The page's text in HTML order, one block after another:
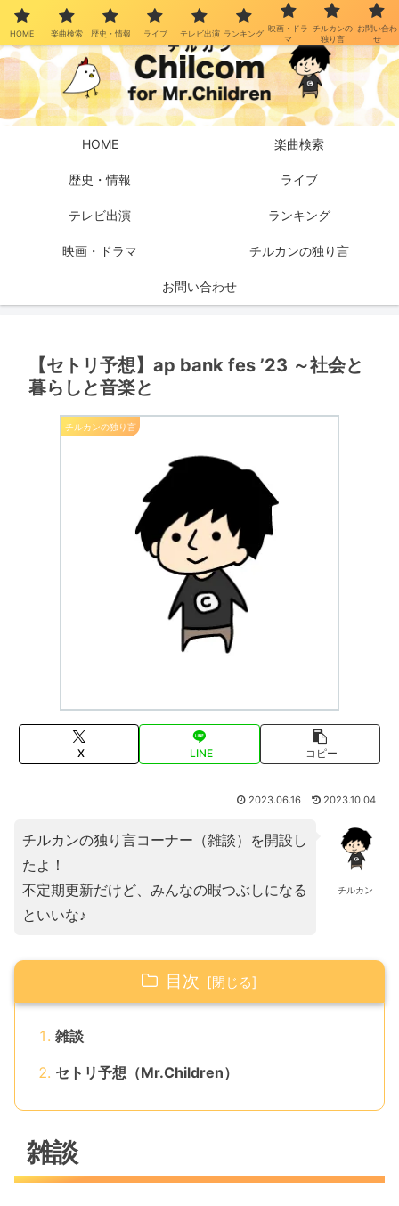
HOME 楽曲検索
歴史・情報 ライブ
テレビ出演 ランキング
映画・ドラマ チルカンの独り言
お問い合わせ
【セトリ予想】ap bank fes ’23 ～社会と
暮らしと音楽と
チルカンの独り言
X LINE コピー
2023.06.16 2023.10.04
チルカン
チルカンの独り言コーナー（雑談）を開設し
たよ！
不定期更新だけど、みんなの暇つぶしになる
といいな♪
目次
雑談
セトリ予想（Mr.Children）
雑談
HOME 楽曲検索 歴史・情報 ライブ テレビ出演 ランキング
映画・ドラ
マ
チルカンの
独り言
お問い合わ
せ